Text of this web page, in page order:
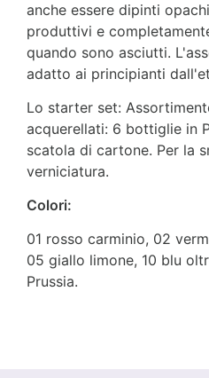
anche essere dipinti
produttivi e
quando sono asciutti.
adatto ai principianti
Lo starter set:
acquerellati: 6 bottiglie in
scatola di cartone. Per la
verniciatura.
Colori:
01 rosso carminio, 02
05 giallo limone, 10 blu
Prussia.